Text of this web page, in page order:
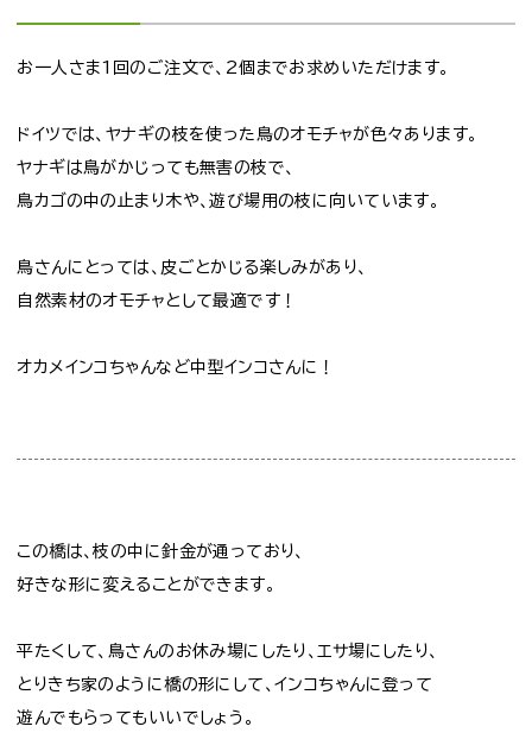
お一人さま1回のご注文で、2個までお求めいただけます。
ドイツでは、ヤナギの枝を使った鳥のオモチャが色々あります。
ヤナギは鳥がかじっても無害の枝で、
鳥カゴの中の止まり木や、遊び場用の枝に向いています。
鳥さんにとっては、皮ごとかじる楽しみがあり、
自然素材のオモチャとして最適です！
オカメインコちゃんなど中型インコさんに！
この橋は、枝の中に針金が通っており、
好きな形に変えることができます。
平たくして、鳥さんのお休み場にしたり、エサ場にしたり、
とりきち家のように橋の形にして、インコちゃんに登って
遊んでもらってもいいでしょう。